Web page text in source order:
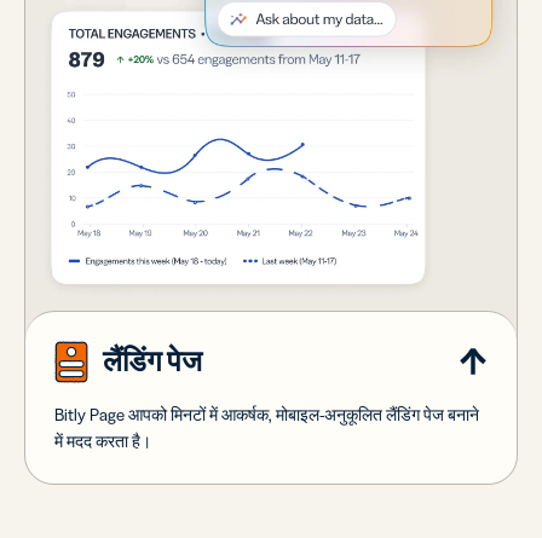
लैंडिंग पेज
Bitly Page आपको मिनटों में आकर्षक, मोबाइल-अनुकूलित लैंडिंग पेज बनाने
में मदद करता है।